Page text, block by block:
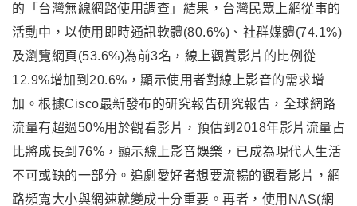
的「台灣無線網路使用調查」結果 ， 台灣民眾上網從事的
活動中，以使用即時通訊軟體(80.6%)、社群媒體(74.1%)
及瀏覽網頁(53.6%)為前3名，線上觀賞影片的比例從
12.9%增加到20.6%，顯示使用者對線上影音的需求增
加。 根據Cisco最新發布的研究報告研究報告，全球網路
流量有超過50%用於觀看影片， 預估到2018年影片流量占
比將成長到76% ， 顯示線上影音娛樂，已成為現代人生活
不可或缺的一部分。追劇愛好者想要流暢的觀看影片，網
路頻寬大小與網速就變成十分重要。再者 ， 使用NAS(網